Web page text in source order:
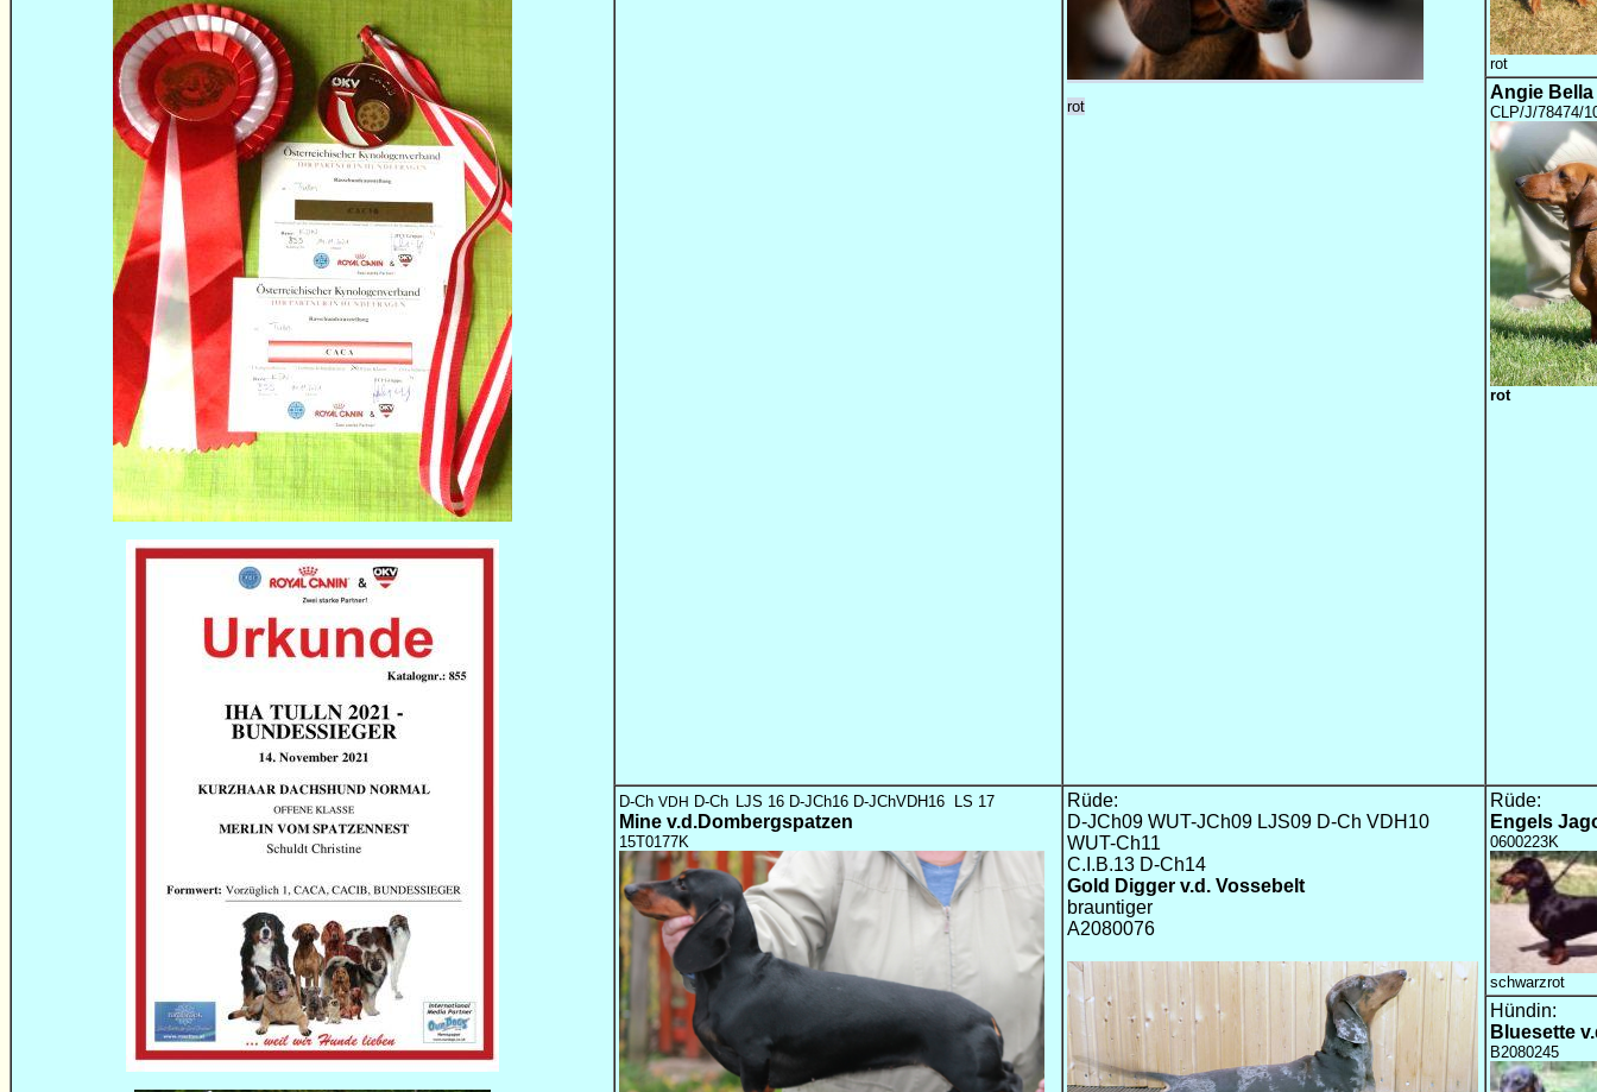
rot
rot
Angie Bella
CLP/J/78474/
rot
D-Ch VDH D-Ch LJS 16 D-JCh16 D-JChVDH16 LS 17
Mine v.d.Dombergspatzen
15T0177K
Rüde:
D-JCh09 WUT-JCh09 LJS09 D-Ch VDH10
WUT-Ch11
C.I.B.13 D-Ch14
Gold Digger v.d. Vossebelt
brauntiger
A2080076
Rüde:
Engels
0600223K
schwarzrot
Hündin:
Bluesette
B2080245